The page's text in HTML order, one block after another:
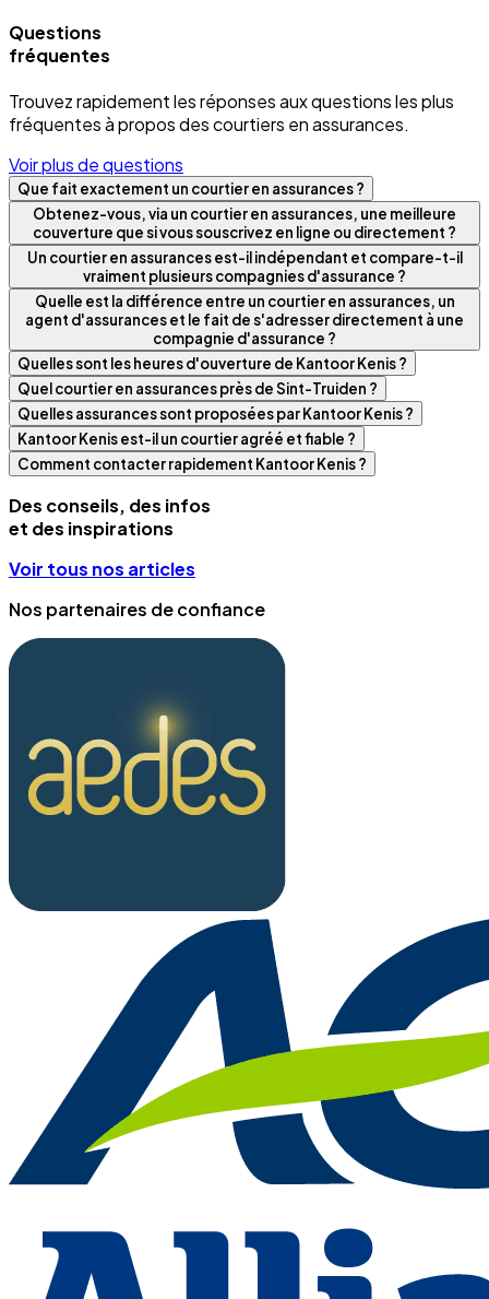
Questions
fréquentes
Trouvez rapidement les réponses aux questions les plus
fréquentes à propos des courtiers en assurances.
Voir plus de questions
Que fait exactement un courtier en assurances ?
Obtenez-vous, via un courtier en assurances, une meilleure
couverture que si vous souscrivez en ligne ou directement ?
Un courtier en assurances est-il indépendant et compare-t-il
vraiment plusieurs compagnies d'assurance ?
Quelle est la différence entre un courtier en assurances, un
agent d'assurances et le fait de s'adresser directement à une
compagnie d'assurance ?
Quelles sont les heures d'ouverture de Kantoor Kenis ?
Quel courtier en assurances près de Sint-Truiden ?
Quelles assurances sont proposées par Kantoor Kenis ?
Kantoor Kenis est-il un courtier agréé et fiable ?
Comment contacter rapidement Kantoor Kenis ?
Des conseils, des infos
et des inspirations
Voir tous nos articles
Nos partenaires de confiance